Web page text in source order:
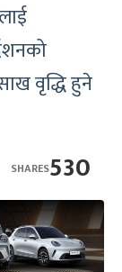
वृद्धि हुने
530
SHARES